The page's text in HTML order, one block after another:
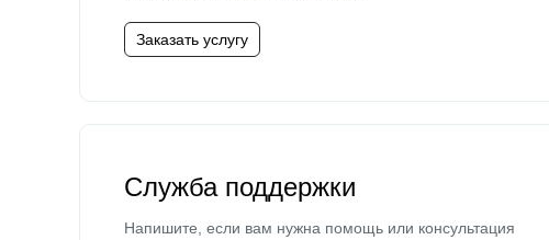
Заказать услугу
Служба поддержки
Напишите, если вам нужна помощь или консультация